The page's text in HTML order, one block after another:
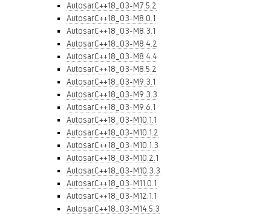
AutosarC++18_03-M7.5.2
AutosarC++18_03-M8.0.1
AutosarC++18_03-M8.3.1
AutosarC++18_03-M8.4.2
AutosarC++18_03-M8.4.4
AutosarC++18_03-M8.5.2
AutosarC++18_03-M9.3.1
AutosarC++18_03-M9.3.3
AutosarC++18_03-M9.6.1
AutosarC++18_03-M10.1.1
AutosarC++18_03-M10.1.2
AutosarC++18_03-M10.1.3
AutosarC++18_03-M10.2.1
AutosarC++18_03-M10.3.3
AutosarC++18_03-M11.0.1
AutosarC++18_03-M12.1.1
AutosarC++18_03-M14.5.3